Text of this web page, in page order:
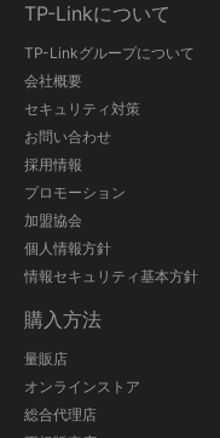
TP-Linkについて
TP-Linkグループについて
会社概要
セキュリティ対策
お問い合わせ
採用情報
プロモーション
加盟協会
個人情報方針
情報セキュリティ基本方針
購入方法
量販店
オンラインストア
総合代理店